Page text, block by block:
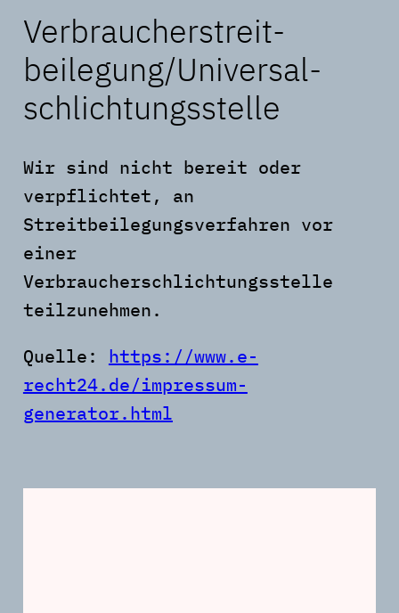
Verbraucher­streit­
beilegung/Universal­
schlichtungs­stelle
Wir sind nicht bereit oder
verpflichtet, an
Streitbeilegungsverfahren vor
einer
Verbraucherschlichtungsstelle
teilzunehmen.
Quelle: https://www.e-
recht24.de/impressum-
generator.html